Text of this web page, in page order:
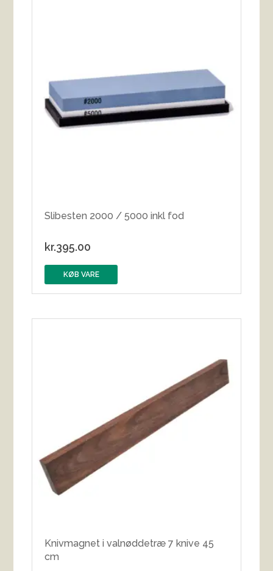
Slibesten 2000 / 5000 inkl fod
kr.395.00
KØB VARE
Knivmagnet i valnøddetræ 7 knive 45
cm